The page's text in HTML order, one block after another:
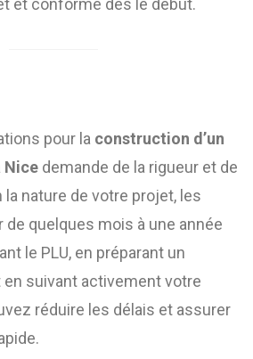
et conforme dès le début.
pour la construction d’un
Nice demande de la rigueur et de
la nature de votre projet, les
de quelques mois à une année
le PLU, en préparant un
suivant activement votre
réduire les délais et assurer